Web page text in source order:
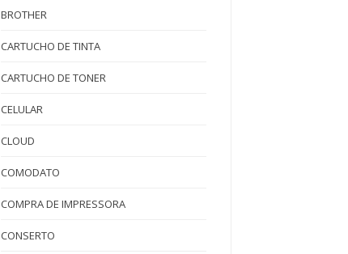
BROTHER
CARTUCHO DE TINTA
CARTUCHO DE TONER
CELULAR
CLOUD
COMODATO
COMPRA DE IMPRESSORA
CONSERTO